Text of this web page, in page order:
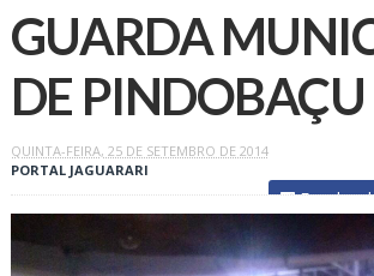
GUARDA
QUINTA-FEIRA, 25 DE SETEMBRO DE 2014
PORTAL JAGUARARI